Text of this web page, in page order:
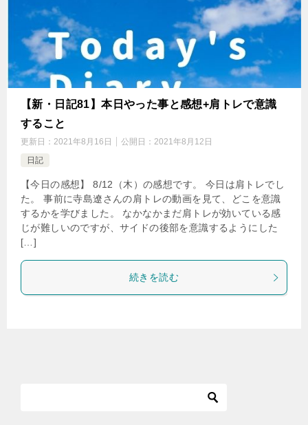
【新・日記81】本日やった事と感想+肩トレで意識
すること
更新日： 2021年8月16日 公開日： 2021年8月12日
日記
【今日の感想】 8/12（木）の感想です。 今日は肩トレでし
た。 事前に寺島遼さんの肩トレの動画を見て、どこを意識
するかを学びました。 なかなかまだ肩トレが効いている感
じが難しいのですが、サイドの後部を意識するようにした
[…]
続きを読む